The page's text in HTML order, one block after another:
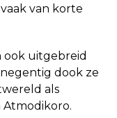
van korte
ook uitgebreid
dook ze
als
Atmodikoro.